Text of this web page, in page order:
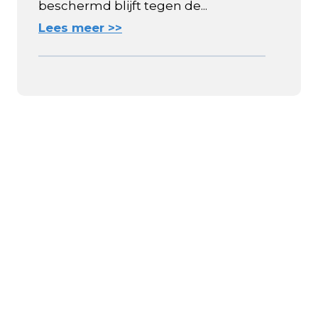
beschermd blijft tegen de...
Lees meer >>